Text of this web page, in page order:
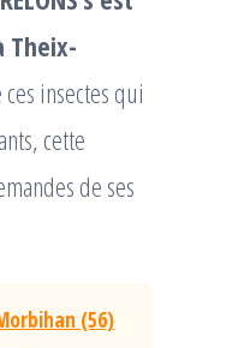
Theix-
insectes qui
cette
de ses
(56)